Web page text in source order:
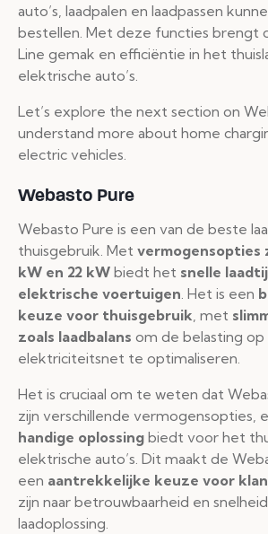
auto’s, laadpalen en laadpassen
bestellen. Met deze functies brengt
Line gemak en efficiëntie in het
elektrische auto’s.
Let’s explore the next section on
understand more about home
electric vehicles.
Webasto Pure
Webasto Pure is een van de beste
thuisgebruik. Met vermogensopties
kW en 22 kW biedt het snelle
elektrische voertuigen. Het is een
keuze voor thuisgebruik, met
zoals laadbalans om de belasting
elektriciteitsnet te optimaliseren.
Het is cruciaal om te weten dat
zijn verschillende vermogensopties,
handige oplossing biedt voor het
elektrische auto’s. Dit maakt de
een aantrekkelijke keuze voor
zijn naar betrouwbaarheid en
laadoplossing.